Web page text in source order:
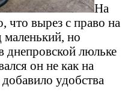
На
что вырез с право на
маленький, но
днепровской люльке
он не как на
удобства